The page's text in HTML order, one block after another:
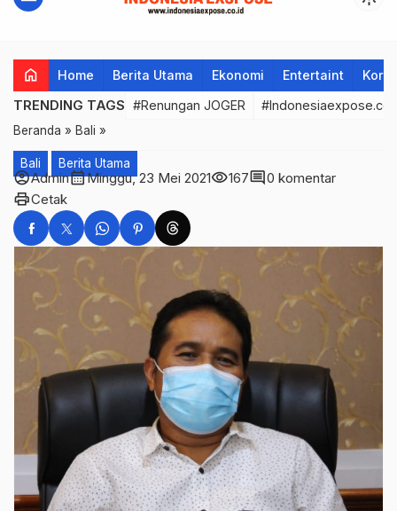
home Home Berita Utama Ekonomi Entertaint
TRENDING TAGS #Renungan JOGER
Beranda » Bali »
Bali Berita Utama
account_circleAdmincalendar_monthMinggu, 23 Mei 2021visibility167comment0 komentar
printCetak